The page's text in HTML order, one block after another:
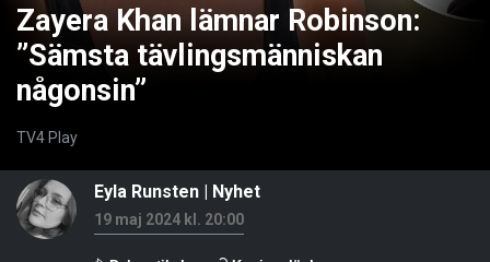
Zayera Khan lämnar Robinson:
”Sämsta tävlingsmänniskan
någonsin”
TV4 Play
Eyla Runsten | Nyhet
19 maj 2024 kl. 20:00